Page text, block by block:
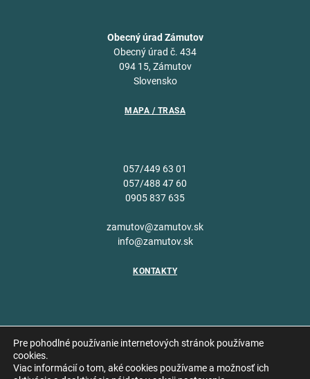
Obecný úrad Zámutov
Obecný úrad č. 434
094 15, Zámutov
Slovensko
MAPA / TRASA
057/449 63 01
057/488 47 60
0905 837 635
zamutov@zamutov.sk
info@zamutov.sk
KONTAKTY
Copyright © 2026 Obec
Pre pohodlné používanie internetových stránok používame
cookies.
Viac informácií o tom, aké cookies používame a možnosť ich